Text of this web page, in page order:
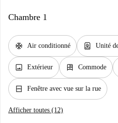
Chambre 1
ac_unit Air conditionné water_heater Unité
image Extérieur dresser Commode
window_closed Fenêtre avec vue sur la rue
Afficher toutes (12)